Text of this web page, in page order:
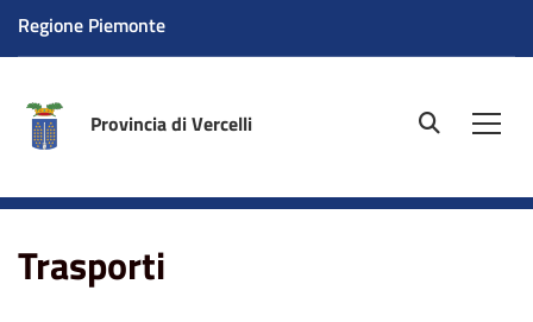
Regione Piemonte
Provincia di Vercelli site.searc
Trasporti